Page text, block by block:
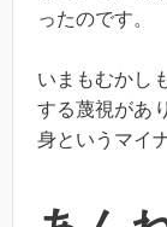
ったのです。
いまもむかし
する蔑視があ
身というマイ